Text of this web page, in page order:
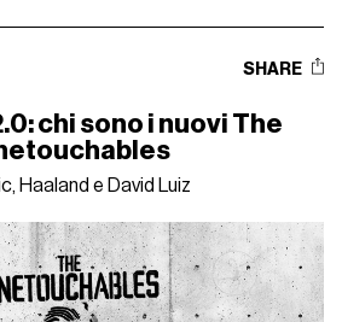
SHARE
chi sono i nuovi The
Haaland e David Luiz